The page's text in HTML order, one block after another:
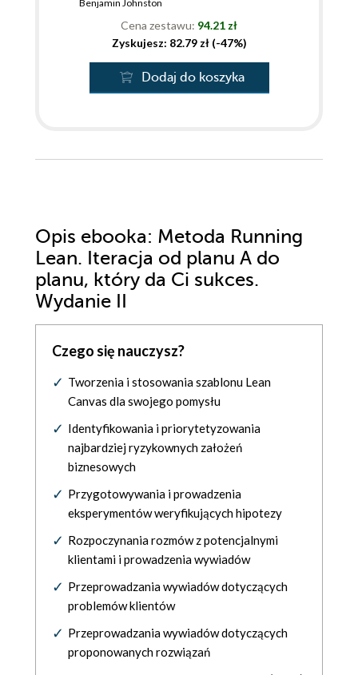
Benjamin Johnston
Cena zestawu: 94.21 zł
Zyskujesz: 82.79 zł (-47%)
Dodaj do koszyka
Opis ebooka: Metoda Running
Lean. Iteracja od planu A do
planu, który da Ci sukces.
Wydanie II
Czego się nauczysz?
Tworzenia i stosowania szablonu Lean
Canvas dla swojego pomysłu
Identyfikowania i priorytetyzowania
najbardziej ryzykownych założeń
biznesowych
Przygotowywania i prowadzenia
eksperymentów weryfikujących hipotezy
Rozpoczynania rozmów z potencjalnymi
klientami i prowadzenia wywiadów
Przeprowadzania wywiadów dotyczących
problemów klientów
Przeprowadzania wywiadów dotyczących
proponowanych rozwiązań